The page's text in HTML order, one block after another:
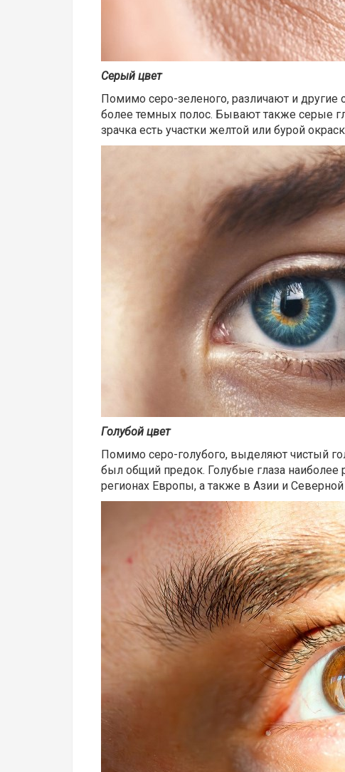
Серый цвет
Помимо серо-зеленого, различают и другие
более темных полос. Бывают также серые
зрачка есть участки желтой или бурой
Голубой цвет
Помимо серо-голубого, выделяют чистый
был общий предок. Голубые глаза наиболее
регионах Европы, а также в Азии и